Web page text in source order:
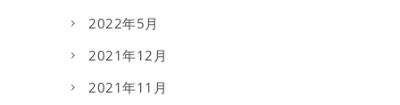
2022年5月
2021年12月
2021年11月